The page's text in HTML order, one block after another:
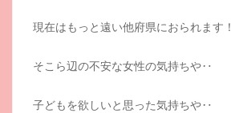
現在はもっと遠い他府県におられます！
そこら辺の不安な女性の気持ちや‥
子どもを欲しいと思った気持ちや‥